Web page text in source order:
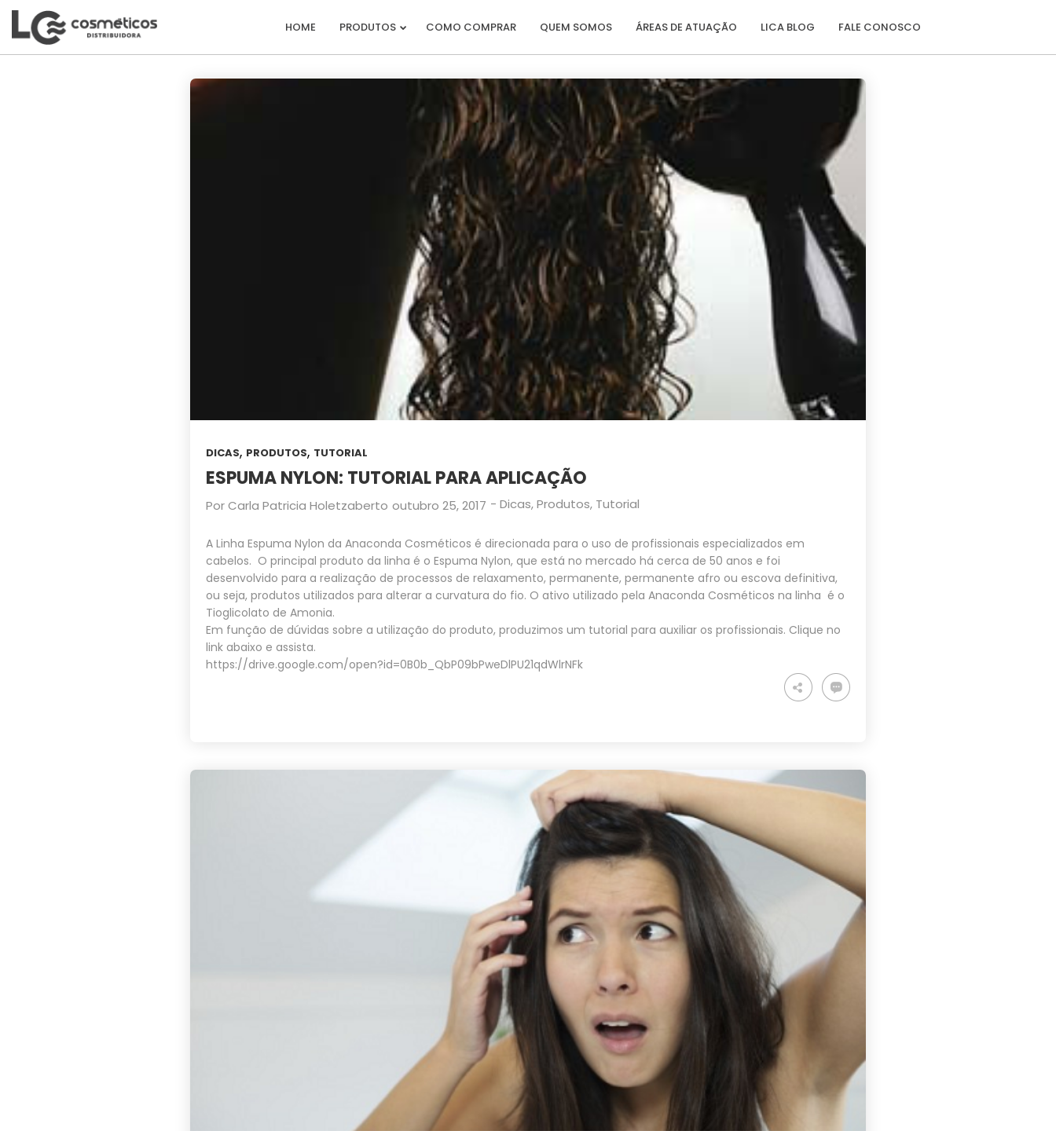
HOME PRODUTOS COMO COMPRAR QUEM SOMOS ÁREAS DE ATUAÇÃO LICA BLOG FALE CONOSCO
DICAS, PRODUTOS, TUTORIAL
ESPUMA NYLON: TUTORIAL PARA APLICAÇÃO
PorCarla Patricia Holetzaberto outubro 25, 2017 - Dicas,Produtos, Tutorial
A Linha Espuma Nylon da Anaconda Cosméticos é direcionada para o uso de profissionais especializados em
cabelos. O principal produto da linha é o Espuma Nylon, que está no mercado há cerca de 50 anos e foi
desenvolvido para a realização de processos de relaxamento, permanente, permanente afro ou escova definitiva,
ou seja, produtos utilizados para alterar a curvatura do fio. O ativo utilizado pela Anaconda Cosméticos na linha é o
Tioglicolato de Amonia.
Em função de dúvidas sobre a utilização do produto, produzimos um tutorial para auxiliar os profissionais. Clique no
link abaixo e assista.
https://drive.google.com/open?id=0B0b_QbP09bPweDlPU21qdWlrNFk